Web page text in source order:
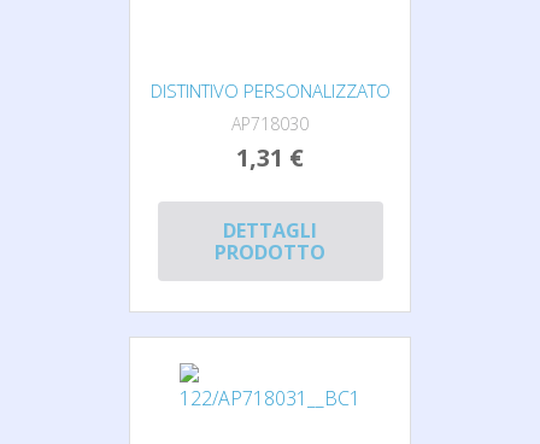
DISTINTIVO PERSONALIZZATO
AP718030
1,31 €
DETTAGLI
PRODOTTO